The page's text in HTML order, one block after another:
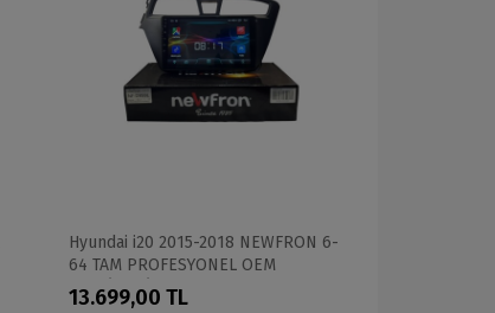
Hyundai i20 2015-2018 NEWFRON 6-
64 TAM PROFESYONEL OEM
MULTİMEDİA
13.699,00 TL